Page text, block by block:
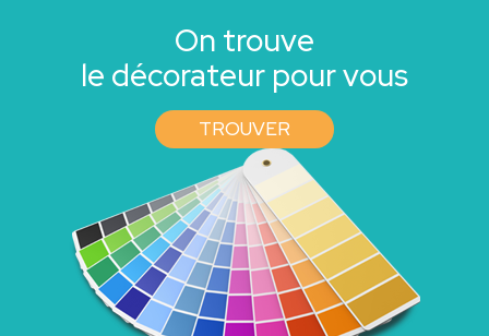
On trouve
le décorateur pour vous
TROUVER